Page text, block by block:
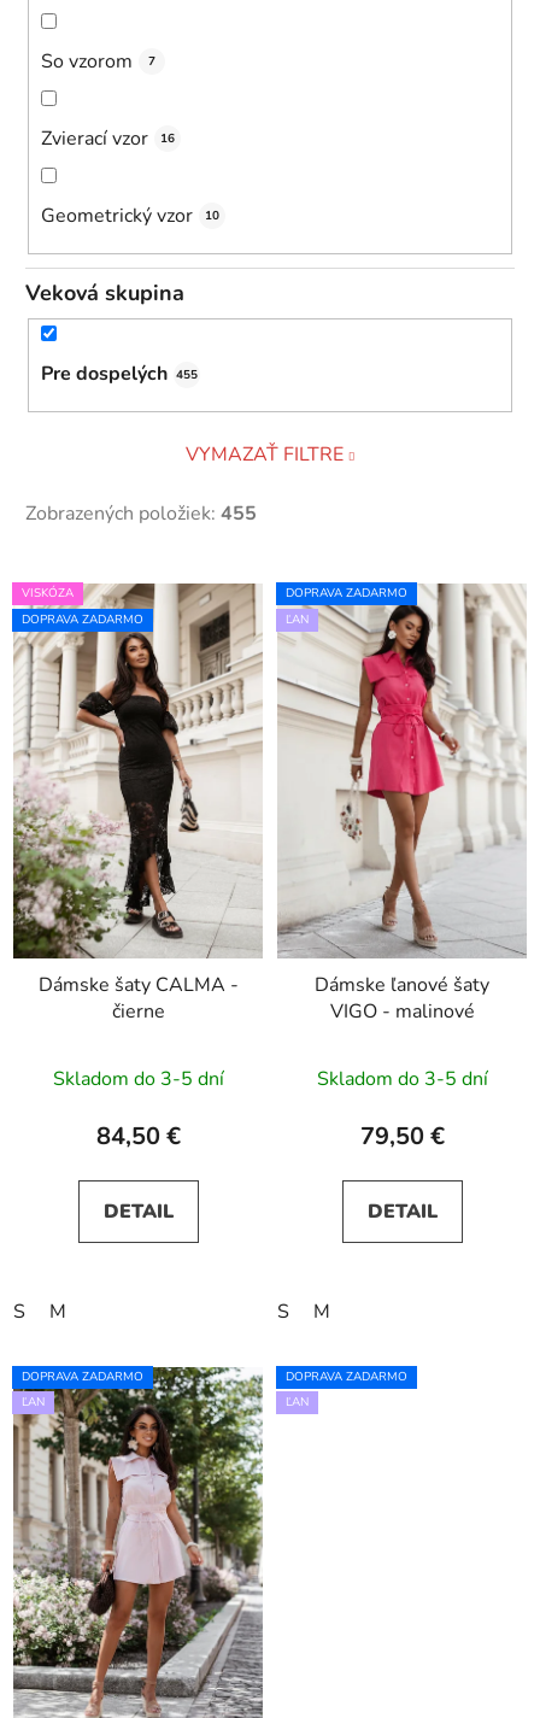
So vzorom 7
Zvierací vzor 16
Geometrický vzor 10
Veková skupina
Pre dospelých 455
VYMAZAŤ FILTRE
Zobrazených položiek: 455
V
ý
p
i
s
p
r
o
d
u
k
t
o
VISKÓZA
DOPRAVA ZADARMO
Dámske šaty CALMA -
čierne
Skladom do 3-5 dní
84,50 €
DETAIL
S M
DOPRAVA ZADARMO
ĽAN
Dámske ľanové šaty
VIGO - malinové
Skladom do 3-5 dní
79,50 €
DETAIL
S M
DOPRAVA ZADARMO
ĽAN
DOPRAVA ZADARMO
ĽAN